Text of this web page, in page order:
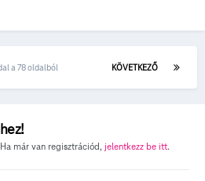
KÖVETKEZŐ
a 78 oldalból
már van regisztrációd, jelentkezz be itt.